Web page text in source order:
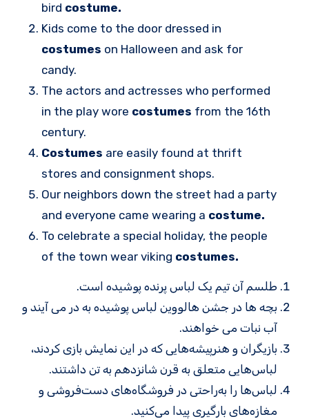
bird costume.
Kids come to the door dressed in
costumes on Halloween and ask for
candy.
The actors and actresses who performed
in the play wore costumes from the 16th
century.
Costumes are easily found at thrift
stores and consignment shops.
Our neighbors down the street had a party
and everyone came wearing a costume.
To celebrate a special holiday, the people
of the town wear viking costumes.
طلسم آن تیم یک لباس پرنده پوشیده است.
بچه ها در جشن هالووین لباس پوشیده به در می آیند و
آب نبات می خواهند.
بازیگران و هنرپیشه‌هایی که در این نمایش بازی کردند،
لباس‌هایی متعلق به قرن شانزدهم به تن داشتند.
لباس‌ها را به‌راحتی در فروشگاه‌های دست‌فروشی و
مغازه‌های بارگیری پیدا می‌کنید.